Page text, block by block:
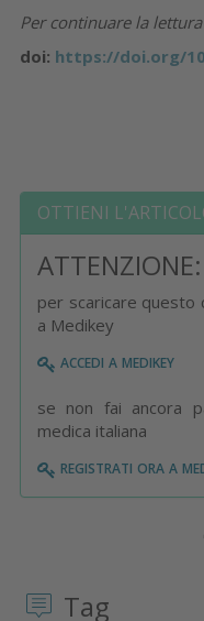
Per continuare la
doi: https://doi.org/
OTTIENI
ATTENZIONE:
per scaricare questo
a Medikey
accedi a medikey
se non fai ancora
medica italiana
registrati ora a
Tag